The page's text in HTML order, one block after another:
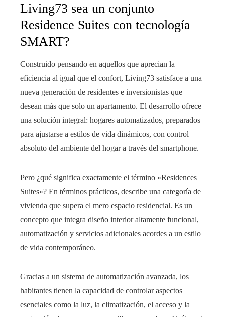
Living73 sea un conjunto
Residence Suites con tecnología
SMART?
Construido pensando en aquellos que aprecian la
eficiencia al igual que el confort, Living73 satisface a una
nueva generación de residentes e inversionistas que
desean más que solo un apartamento. El desarrollo ofrece
una solución integral: hogares automatizados, preparados
para ajustarse a estilos de vida dinámicos, con control
absoluto del ambiente del hogar a través del smartphone.
Pero ¿qué significa exactamente el término «Residences
Suites»? En términos prácticos, describe una categoría de
vivienda que supera el mero espacio residencial. Es un
concepto que integra diseño interior altamente funcional,
automatización y servicios adicionales acordes a un estilo
de vida contemporáneo.
Gracias a un sistema de automatización avanzada, los
habitantes tienen la capacidad de controlar aspectos
esenciales como la luz, la climatización, el acceso y la